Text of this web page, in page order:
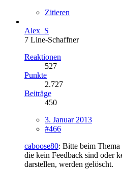
Zitieren
Alex_S
7 Line-Schaffner
Reaktionen
527
Punkte
2.727
Beiträge
450
3. Januar 2013
#466
caboose80: Bitte beim
die kein Feedback sind oder
darstellen, werden gelöscht.